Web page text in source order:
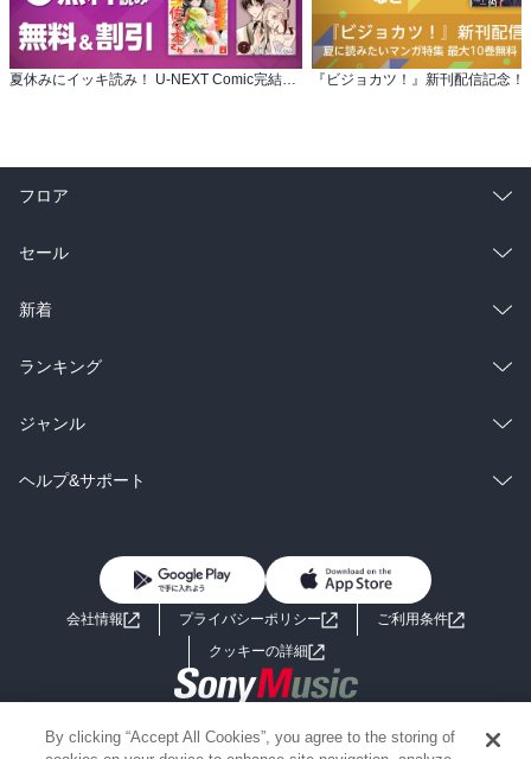
夏休みにイッキ読み！ U-NEXT Comic完結作品特集
フロア
総合
ラノベ
雑誌・グラビア
BL・TL
セール
総合
ラノベ
雑誌・グラビア
BL・TL
新着
総合
ラノベ
雑誌・グラビア
ランキング
総合
ラノベ
ジャンル
コミック
ライトノベル 男子向けラノベ
小説
海外小説
ミステリー SF
ヘルプ&サポート
よくあるご質問 お問い合わせ
会社情報 プライバシーポリシー
ご利用条件
クッキーの詳細
Copyright 2017 - 2026 Sony Music Entertainment(Japan) Inc.
Information on the site is for the Japan domestic market only
By clicking “Accept All Cookies”, you agree to the storing of